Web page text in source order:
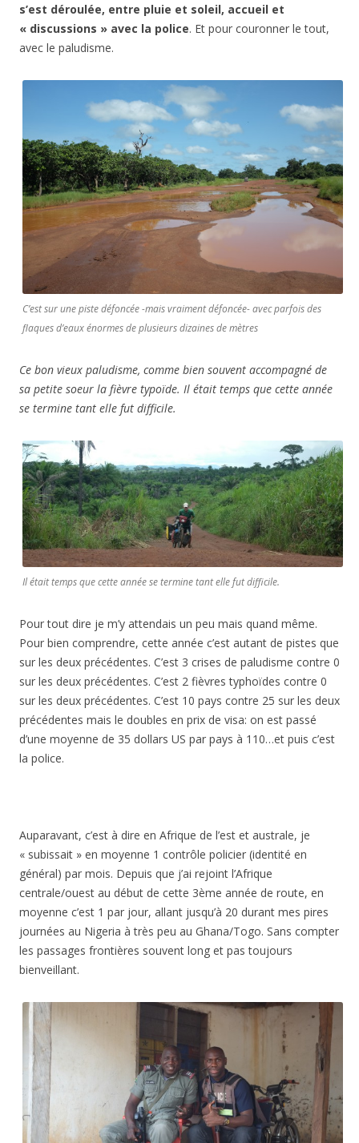
s’est déroulée, entre pluie et soleil, accueil et
« discussions » avec la police. Et pour couronner le tout,
avec le paludisme.
C’est sur une piste défoncée -mais vraiment défoncée- avec parfois des
flaques d’eaux énormes de plusieurs dizaines de mètres
Ce bon vieux paludisme, comme bien souvent accompagné de
sa petite soeur la fièvre typoïde. Il était temps que cette année
se termine tant elle fut difficile.
Il était temps que cette année se termine tant elle fut difficile.
Pour tout dire je m’y attendais un peu mais quand même.
Pour bien comprendre, cette année c’est autant de pistes que
sur les deux précédentes. C’est 3 crises de paludisme contre 0
sur les deux précédentes. C’est 2 fièvres typhoïdes contre 0
sur les deux précédentes. C’est 10 pays contre 25 sur les deux
précédentes mais le doubles en prix de visa: on est passé
d’une moyenne de 35 dollars US par pays à 110…et puis c’est
la police.
Auparavant, c’est à dire en Afrique de l’est et australe, je
« subissait » en moyenne 1 contrôle policier (identité en
général) par mois. Depuis que j’ai rejoint l’Afrique
centrale/ouest au début de cette 3ème année de route, en
moyenne c’est 1 par jour, allant jusqu’à 20 durant mes pires
journées au Nigeria à très peu au Ghana/Togo. Sans compter
les passages frontières souvent long et pas toujours
bienveillant.